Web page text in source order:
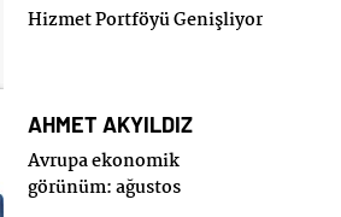
Hizmet Portföyü Genişliyor
AHMET AKYILDIZ
Avrupa ekonomik
görünüm: ağustos